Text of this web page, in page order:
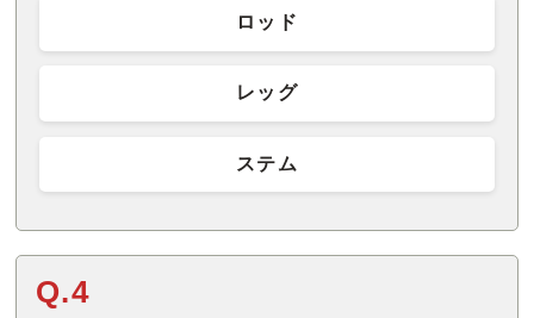
ロッド
レッグ
ステム
Q.4